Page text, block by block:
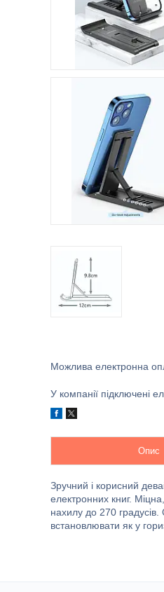
У компанії підключені
Опис
Зручний і корисний
електронних книг.
нахилу до 270
встановлювати як у